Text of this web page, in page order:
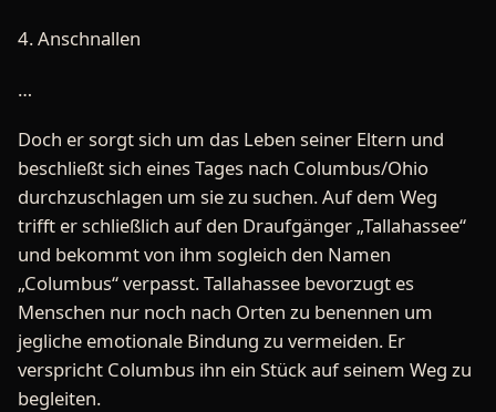
4. Anschnallen
…
Doch er sorgt sich um das Leben seiner Eltern und
beschließt sich eines Tages nach Columbus/Ohio
durchzuschlagen um sie zu suchen. Auf dem Weg
trifft er schließlich auf den Draufgänger „Tallahassee“
und bekommt von ihm sogleich den Namen
„Columbus“ verpasst. Tallahassee bevorzugt es
Menschen nur noch nach Orten zu benennen um
jegliche emotionale Bindung zu vermeiden. Er
verspricht Columbus ihn ein Stück auf seinem Weg zu
begleiten.